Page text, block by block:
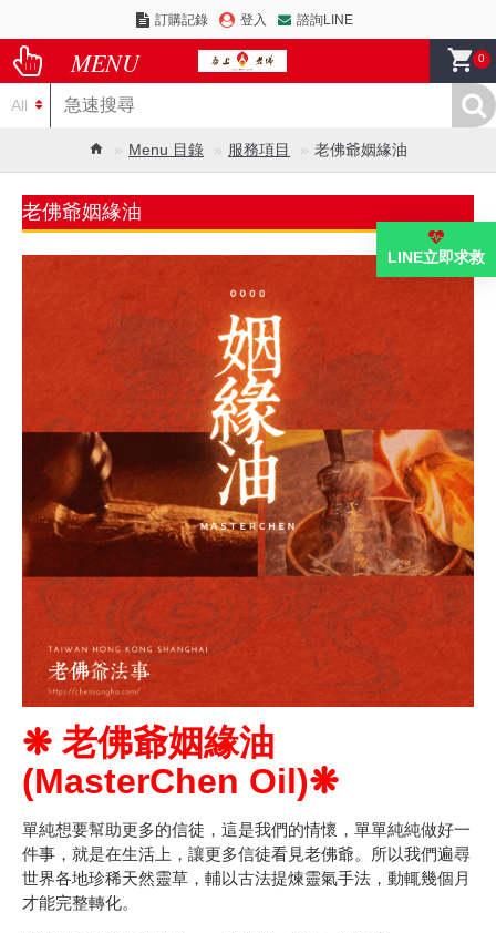
訂購記錄 登入 諮詢LINE
0
All
Menu 目錄 服務項目 老佛爺姻緣油
老佛爺姻緣油
❋ 老佛爺姻緣油
(MasterChen Oil)❋
單純想要幫助更多的信徒，這是我們的情懷，單單純純做好一
件事，就是在生活上，讓更多信徒看見老佛爺。所以我們遍尋
世界各地珍稀天然靈草，輔以古法提煉靈氣手法，動輒幾個月
才能完整轉化。
LINE立即求救